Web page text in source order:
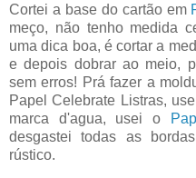
Cortei a base do cartão em
meço, não tenho medida
uma dica boa, é cortar a
e depois dobrar ao meio,
sem erros! Prá fazer a
Papel Celebrate Listras,
marca d'agua, usei o
desgastei todas as
rústico.